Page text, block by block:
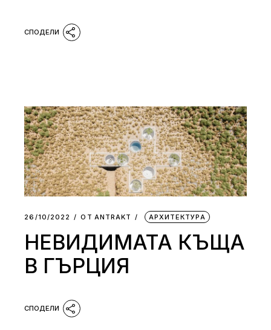
26/10/2022 ОТ АNTRAKT АРХИТЕКТУРА
НЕВИДИМАТА КЪЩА
В ГЪРЦИЯ